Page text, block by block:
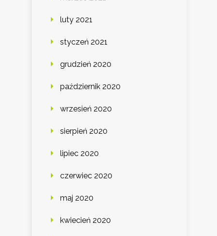
luty 2021
styczeń 2021
grudzień 2020
październik 2020
wrzesień 2020
sierpień 2020
lipiec 2020
czerwiec 2020
maj 2020
kwiecień 2020